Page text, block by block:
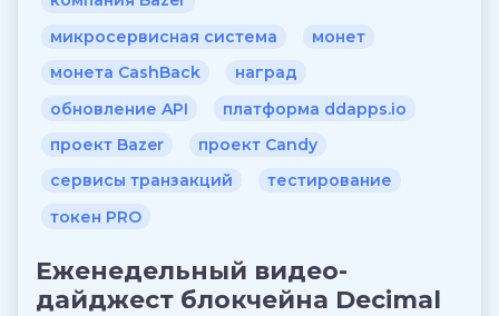
микросервисная система
монет
монета CashBack
наград
обновление API
платформа ddapps.io
проект Bazer
проект Candy
сервисы транзакций
тестирование
токен PRO
Еженедельный видео-
дайджест блокчейна Decimal